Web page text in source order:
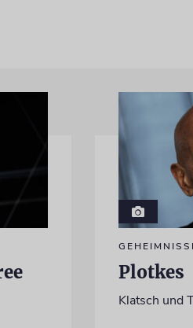
Plotkes
Klatsch und